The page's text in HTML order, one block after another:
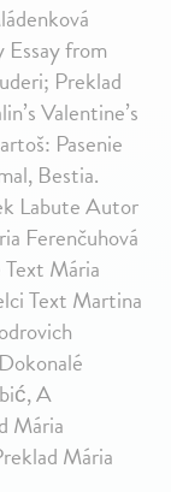
Essay from
Preklad
Valentine’s
Pasenie
Bestia.
Labute Autor
Ferenčuhová
Text Mária
Text Martina
A
Mária
Mária